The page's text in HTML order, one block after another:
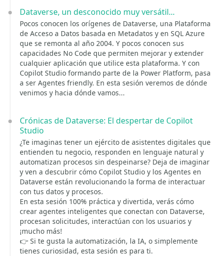
Dataverse, un desconocido muy versátil...
Pocos conocen los orígenes de Dataverse, una Plataforma
de Acceso a Datos basada en Metadatos y en SQL Azure
que se remonta al año 2004. Y pocos conocen sus
capacidades No Code que permiten mejorar y extender
cualquier aplicación que utilice esta plataforma. Y con
Copilot Studio formando parte de la Power Platform, pasa
a ser Agentes friendly. En esta sesión veremos de dónde
venimos y hacia dónde vamos...
Crónicas de Dataverse: El despertar de Copilot
Studio
¿Te imaginas tener un ejército de asistentes digitales que
entienden tu negocio, responden en lenguaje natural y
automatizan procesos sin despeinarse? Deja de imaginar
y ven a descubrir cómo Copilot Studio y los Agentes en
Dataverse están revolucionando la forma de interactuar
con tus datos y procesos.
En esta sesión 100% práctica y divertida, verás cómo
crear agentes inteligentes que conectan con Dataverse,
procesan solicitudes, interactúan con los usuarios y
¡mucho más!
👉 Si te gusta la automatización, la IA, o simplemente
tienes curiosidad, esta sesión es para ti.